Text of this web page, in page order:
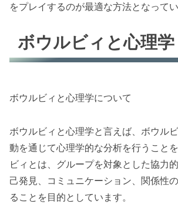
をプレイするのが最適な方法となってい
ボウルビィと心理学
ボウルビィと心理学について
ボウルビィと心理学と言えば、ボウル
動を通じて心理学的な分析を行うこと
ビィとは、グループを対象とした協力
己発見、コミュニケーション、関係性
ることを目的としています。